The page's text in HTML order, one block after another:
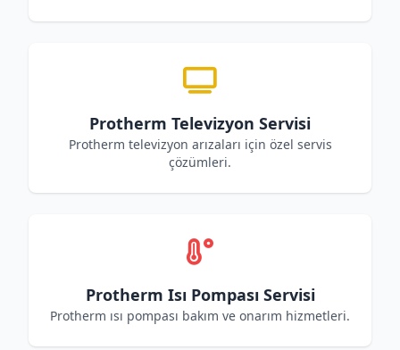
Protherm Televizyon Servisi
Protherm televizyon arızaları için özel servis
çözümleri.
Protherm Isı Pompası Servisi
Protherm ısı pompası bakım ve onarım hizmetleri.